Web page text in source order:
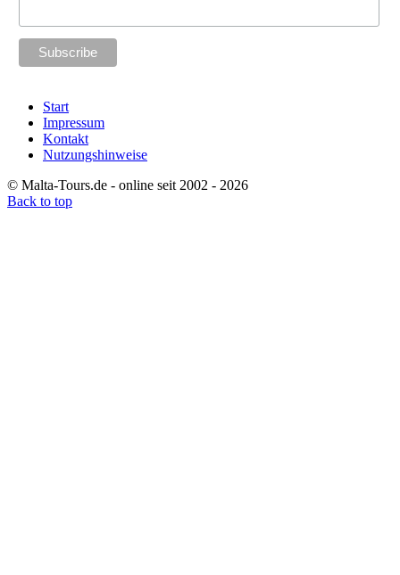
Start
Impressum
Kontakt
Nutzungshinweise
© Malta-Tours.de - online seit 2002 - 2026
Back to top